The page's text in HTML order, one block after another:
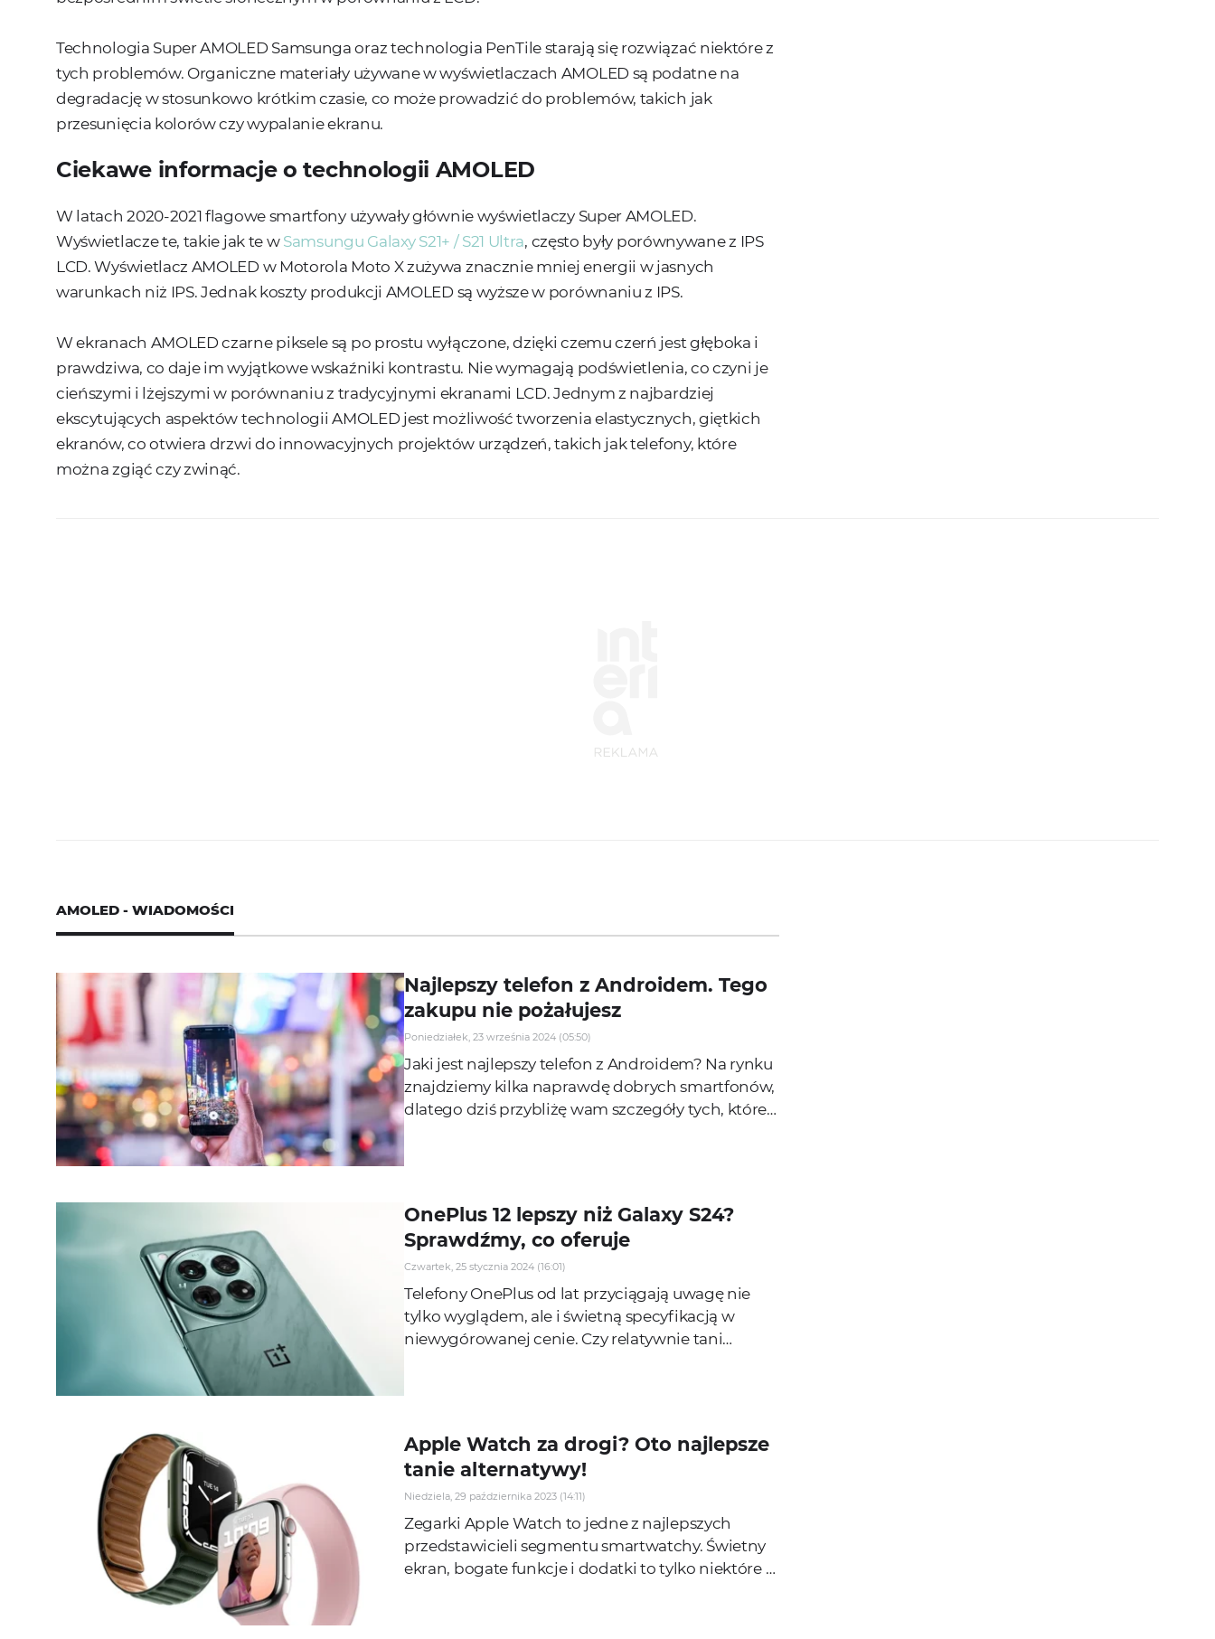
Technologia Super AMOLED Samsunga oraz technologia PenTile starają się rozwiązać niektóre z
tych problemów. Organiczne materiały używane w wyświetlaczach AMOLED są podatne na
degradację w stosunkowo krótkim czasie, co może prowadzić do problemów, takich jak
przesunięcia kolorów czy wypalanie ekranu.
Ciekawe informacje o technologii AMOLED
W latach 2020-2021 flagowe smartfony używały głównie wyświetlaczy Super AMOLED.
Wyświetlacze te, takie jak te w Samsungu Galaxy S21+ / S21 Ultra, często były porównywane z IPS
LCD. Wyświetlacz AMOLED w Motorola Moto X zużywa znacznie mniej energii w jasnych
warunkach niż IPS. Jednak koszty produkcji AMOLED są wyższe w porównaniu z IPS.
W ekranach AMOLED czarne piksele są po prostu wyłączone, dzięki czemu czerń jest głęboka i
prawdziwa, co daje im wyjątkowe wskaźniki kontrastu. Nie wymagają podświetlenia, co czyni je
cieńszymi i lżejszymi w porównaniu z tradycyjnymi ekranami LCD. Jednym z najbardziej
ekscytujących aspektów technologii AMOLED jest możliwość tworzenia elastycznych, giętkich
ekranów, co otwiera drzwi do innowacyjnych projektów urządzeń, takich jak telefony, które
można zgiąć czy zwinąć.
AMOLED - WIADOMOŚCI
Najlepszy telefon z Androidem. Tego
zakupu nie pożałujesz
Poniedziałek, 23 września 2024 (05:50)
Jaki jest najlepszy telefon z Androidem? Na rynku
znajdziemy kilka naprawdę dobrych smartfonów,
dlatego dziś przybliżę wam szczegóły tych, które
OnePlus 12 lepszy niż Galaxy S24?
Sprawdźmy, co oferuje
Czwartek, 25 stycznia 2024 (16:01)
Telefony OnePlus od lat przyciągają uwagę nie
tylko wyglądem, ale i świetną specyfikacją w
niewygórowanej cenie. Czy relatywnie tani
Apple Watch za drogi? Oto najlepsze
tanie alternatywy!
Niedziela, 29 października 2023 (14:11)
Zegarki Apple Watch to jedne z najlepszych
przedstawicieli segmentu smartwatchy. Świetny
ekran, bogate funkcje i dodatki to tylko niektóre z